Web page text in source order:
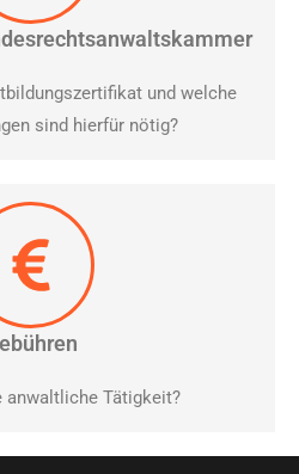
und welche
sind hierfür nötig?
anwaltliche Tätigkeit?